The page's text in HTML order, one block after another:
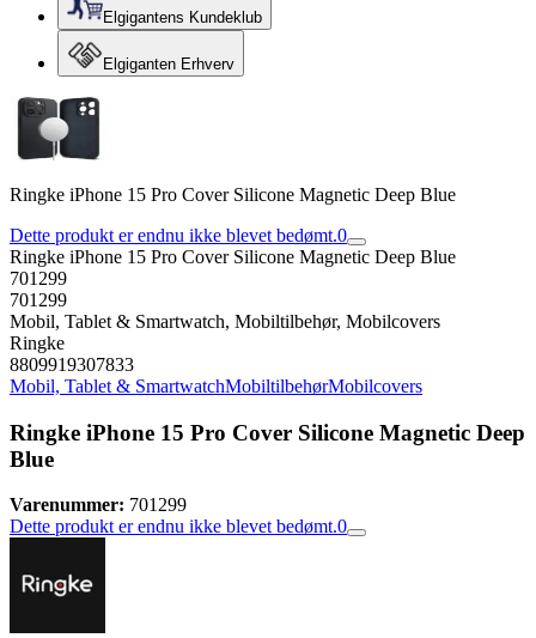
Elgigantens Kundeklub
Elgiganten Erhverv
Ringke iPhone 15 Pro Cover Silicone Magnetic Deep Blue
Dette produkt er endnu ikke blevet bedømt.0
Ringke iPhone 15 Pro Cover Silicone Magnetic Deep Blue
701299
701299
Mobil, Tablet & Smartwatch, Mobiltilbehør, Mobilcovers
Ringke
8809919307833
Mobil, Tablet & SmartwatchMobiltilbehørMobilcovers
Ringke iPhone 15 Pro Cover Silicone Magnetic Deep
Blue
Varenummer: 701299
Dette produkt er endnu ikke blevet bedømt.0